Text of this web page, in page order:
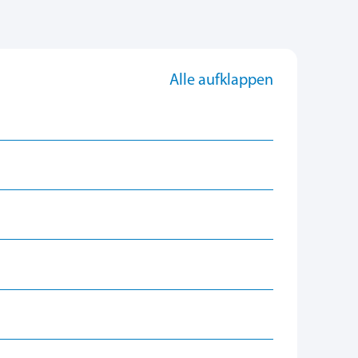
Alle aufklappen